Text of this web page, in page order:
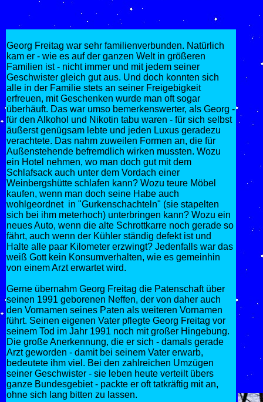
Georg Freitag war sehr familienverbunden. Natürlich
kam er - wie es auf der ganzen Welt in größeren
Familien ist - nicht immer und mit jedem seiner
Geschwister gleich gut aus. Und doch konnten sich
alle in der Familie stets an seiner Freigebigkeit
erfreuen, mit Geschenken wurde man oft sogar
überhäuft. Das war umso bemerkenswerter, als Georg -
für den Alkohol und Nikotin tabu waren - für sich selbst
äußerst genügsam lebte und jeden Luxus geradezu
verachtete. Das nahm zuweilen Formen an, die für
Außenstehende befremdlich wirken mussten. Wozu
ein Hotel nehmen, wo man doch gut mit dem
Schlafsack auch unter dem Vordach einer
Weinbergshütte schlafen kann? Wozu teure Möbel
kaufen, wenn man doch seine Habe auch
wohlgeordnet in "Gurkenschachteln" (sie stapelten
sich bei ihm meterhoch) unterbringen kann? Wozu ein
neues Auto, wenn die alte Schrottkarre noch gerade so
fährt, auch wenn der Kühler ständig defekt ist und
Halte alle paar Kilometer erzwingt? Jedenfalls war das
weiß Gott kein Konsumverhalten, wie es gemeinhin
von einem Arzt erwartet wird.
Gerne übernahm Georg Freitag die Patenschaft über
seinen 1991 geborenen Neffen, der von daher auch
den Vornamen seines Paten als weiteren Vornamen
führt. Seinen eigenen Vater pflegte Georg Freitag vor
seinem Tod im Jahr 1991 noch mit großer Hingebung.
Die große Anerkennung, die er sich - damals gerade
Arzt geworden - damit bei seinem Vater erwarb,
bedeutete ihm viel. Bei den zahlreichen Umzügen
seiner Geschwister - sie leben heute verteilt übers
ganze Bundesgebiet - packte er oft tatkräftig mit an,
ohne sich lang bitten zu lassen.